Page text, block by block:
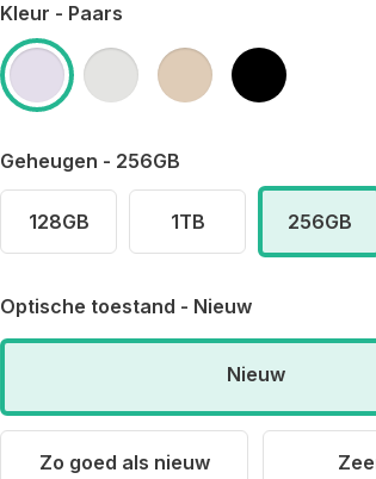
Kleur - Paars
Geheugen - 256GB
128GB 1TB 256GB
Optische toestand - Nieuw
Nieuw
Zo goed als nieuw